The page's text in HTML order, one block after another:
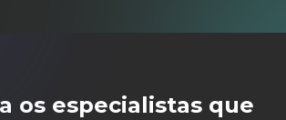
os especialistas que